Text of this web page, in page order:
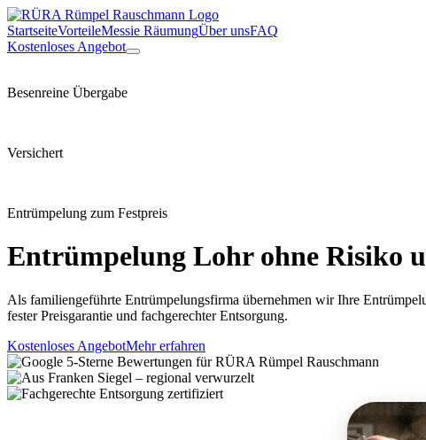
StartseiteVorteileMessie RäumungÜber unsFAQ
Kostenloses Angebot
Besenreine Übergabe
Versichert
Entrümpelung zum Festpreis
Entrümpelung Lohrohne Risiko
Als familiengeführte Entrümpelungsfirma übernehmen wir Ihre
fester Preisgarantie und fachgerechter Entsorgung.
Kostenloses AngebotMehr erfahren